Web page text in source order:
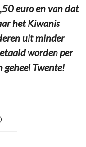
euro en van dat
het Kiwanis
uit minder
worden per
geheel Twente!